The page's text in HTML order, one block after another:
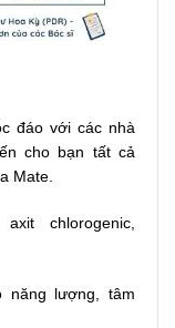
đáo với các nhà
cho bạn tất cả
Mate.
chlorogenic,
năng lượng, tâm